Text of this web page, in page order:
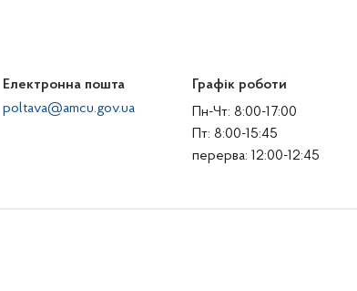
Електронна пошта
poltava@amcu.gov.ua
Графік роботи
Пн-Чт: 8:00-17:00
Пт: 8:00-15:45
перерва: 12:00-12:45